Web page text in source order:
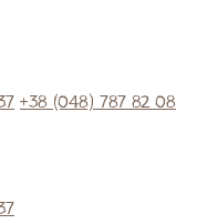
+38 (048) 787 82 08